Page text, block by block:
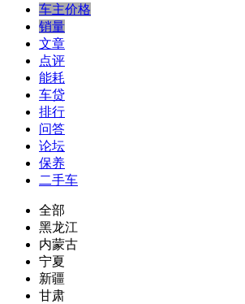
车主价格
销量
文章
点评
能耗
车贷
排行
问答
论坛
保养
二手车
全部
黑龙江
内蒙古
宁夏
新疆
甘肃